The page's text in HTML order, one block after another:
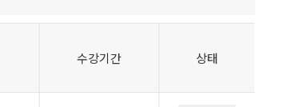
수강기간 상태